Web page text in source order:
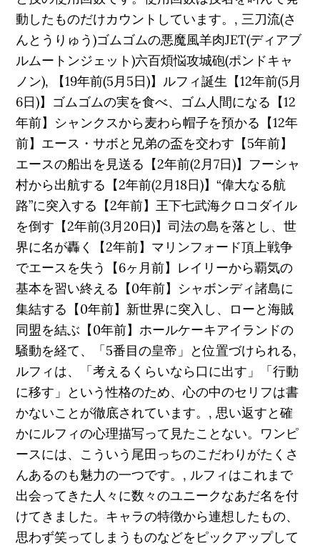
動したものだけカウントしています。, 三刀流(さ
んとうりゅう)ゴムゴムの悪魔風羊肉JET(ディアブ
ルムートンジェット)六百煩悩攻城砲(ポンドキャ
ノン), 【19年前(5月5日)】ルフィ誕生【12年前(5月
6日)】ゴムゴムの実を食べ、ゴム人間になる【12
年前】シャンクスから麦わら帽子を預かる【12年
前】エース・サボと兄弟の盃を交わす【5年前】
エースの船出を見送る【2年前(2月7日)】フーシャ
村から出航する【2年前(2月18日)】“偉大なる航
路”に突入する【2年前】王下七武海クロコダイル
を倒す【2年前(3月20日)】司法の島を落とし、世
界に名が轟く【2年前】マリンフォード頂上戦争
でエースを失う【6ヶ月前】レイリーから覇気の
基本を習い終える【0年前】シャボンディ諸島に
集結する【0年前】新世界に突入し、ローと海賊
同盟を結ぶ【0年前】ホールケーキアイランドの
騒動を経て、「5番目の皇帝」と位置づけられる,
ルフィは、「考えるくらいなら口に出す」「行動
に移す」という性格のため、心の中のセリフは書
かないことが徹底されています。, 思い返すと確
かにルフィの心理描写って見たことない。ワンピ
ースには、こういう尾田っちのこだわりがたくさ
んあるのも魅力の一つです。, ルフィはこれまで
出会ってきた人々に数々のユニークなあだ名を付
けてきました。キャラの特徴から連想したもの、
思わず笑ってしまうものなどをピックアップして